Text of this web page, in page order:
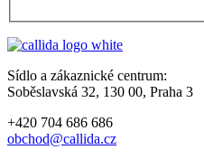
Sídlo a zákaznické centrum:
Soběslavská 32, 130 00, Praha 3
+420 704 686 686
obchod@callida.cz